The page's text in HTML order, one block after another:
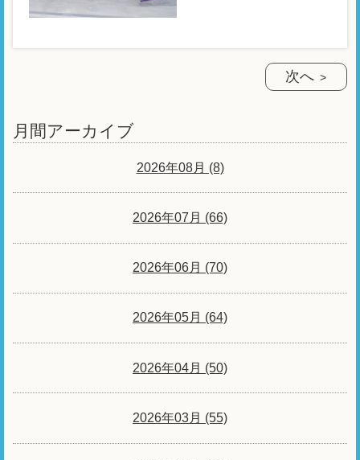
次へ
月間アーカイブ
2026年08月 (8)
2026年07月 (66)
2026年06月 (70)
2026年05月 (64)
2026年04月 (50)
2026年03月 (55)